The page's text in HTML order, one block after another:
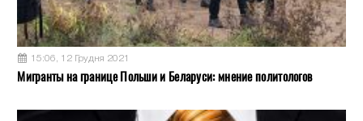
15:06, 12 Грудня 2021
Мигранты на границе Польши и Беларуси: мнение политологов